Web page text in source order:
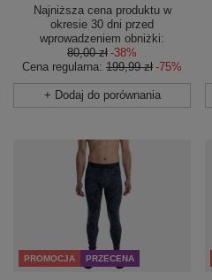
Najniższa cena produktu w
okresie 30 dni przed
wprowadzeniem obniżki:
80,00 zł -38%
Cena regularna: 199,99 zł -75%
+ Dodaj do porównania
PROMOCJA PRZECENA